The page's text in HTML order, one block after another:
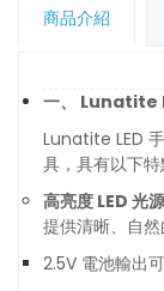
商品介紹
一、 Lunatite
Lunatite LED
具，具有以下特
高亮度 LED 光源
提供清晰、自然
2.5V 電池輸出